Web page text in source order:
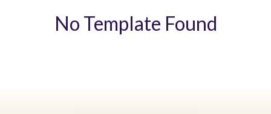
No Template Found